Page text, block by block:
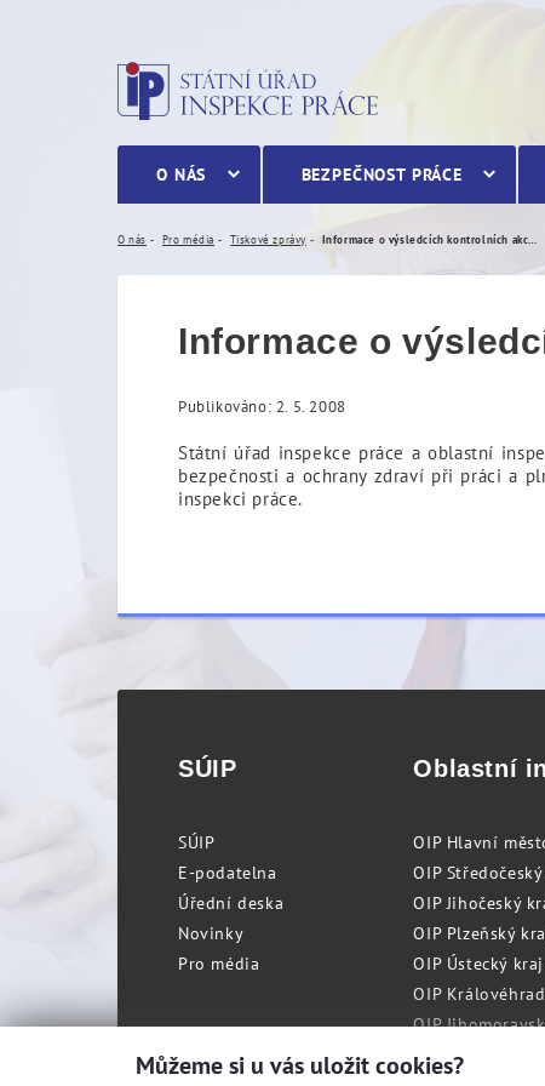
Informace o výsledcích
O NÁS BEZPEČNOST PRÁCE
O nás Pro média Tiskové zprávy
Informace o
Publikováno: 2. 5. 2008
Státní úřad inspekce práce a oblastní
bezpečnosti a ochrany zdraví při práci a
inspekci práce.
SÚIP
SÚIP
E-podatelna
Úřední deska
Novinky
Pro média
Oblastní
OIP Hlavní
OIP
OIP Jihočeský
OIP Plzeňský
OIP Ústecký
OIP
OIP
OIP
Můžeme si u vás uložit cookies?